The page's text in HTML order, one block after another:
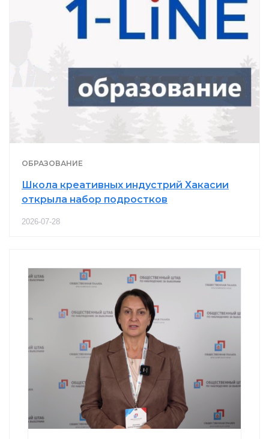
ОБРАЗОВАНИЕ
Школа креативных индустрий Хакасии
открыла набор подростков
2026-07-28